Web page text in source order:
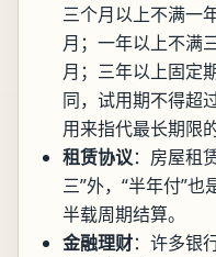
三个月以上不满一
月；一年以上不满
月；三年以上固定
同，试用期不得超
用来指代最长期限
租赁协议：房屋租
三”外，“半年付”
半载周期结算。
金融理财：许多银